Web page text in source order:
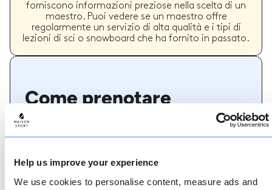
Help us improve your experience
We use cookies to personalise content, measure ads and
forniscono informazioni preziose nella scelta di un
maestro. Puoi vedere se un maestro offre
regolarmente un servizio di alta qualità e i tipi di
lezioni di sci o snowboard che ha fornito in passato.
Come prenotare
Prenotare con noi non potrebbe essere più
semplice, il nostro team di esperti è sempre a
o parlate con il nostro team se avete bisogno di
assistenza.